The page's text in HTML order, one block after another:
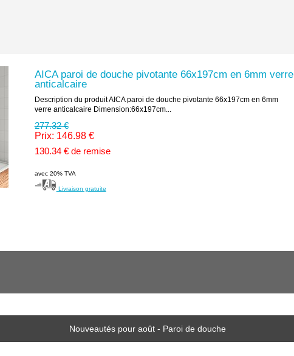
AICA paroi de douche pivotante 66x197cm en 6mm verre
anticalcaire
Description du produit AICA paroi de douche pivotante 66x197cm en 6mm
verre anticalcaire Dimension:66x197cm...
277.32 €
Prix: 146.98 €
130.34 € de remise
avec 20% TVA
Livraison gratuite
Nouveautés pour août - Paroi de douche